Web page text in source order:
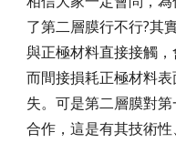
了第二層膜行不行?其
與正極材料直接接觸
而間接損耗正極材料
失。可是第二層膜對
合作，這是有其技術